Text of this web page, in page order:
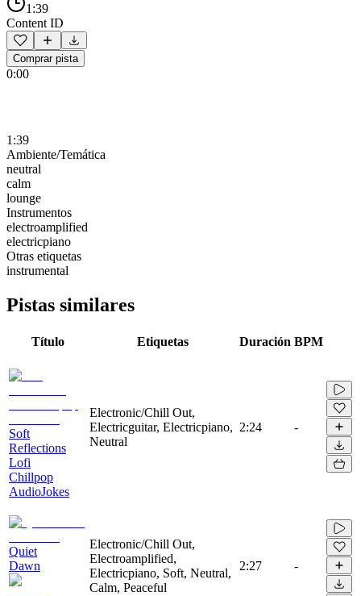
1:39
Content ID
Comprar pista
0:00
1:39
Ambiente/Temática
neutral
calm
lounge
Instrumentos
electroamplified
electricpiano
Otras etiquetas
instrumental
Pistas similares
Título Etiquetas Duración BPM
Soft
Reflections
Lofi
Chillpop
AudioJokes
Electronic/Chill Out,
Electricguitar, Electricpiano,
Neutral
2:24 -
Quiet
Dawn
Electronic/Chill Out,
Electroamplified,
Electricpiano, Soft, Neutral,
Calm, Peaceful
2:27 -